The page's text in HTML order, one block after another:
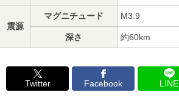
震源
マグニチュード M3.9
深さ 約60km
Twitter Facebook LINE